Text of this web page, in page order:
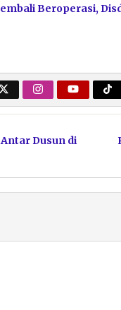
Beroperasi,
Dusun di